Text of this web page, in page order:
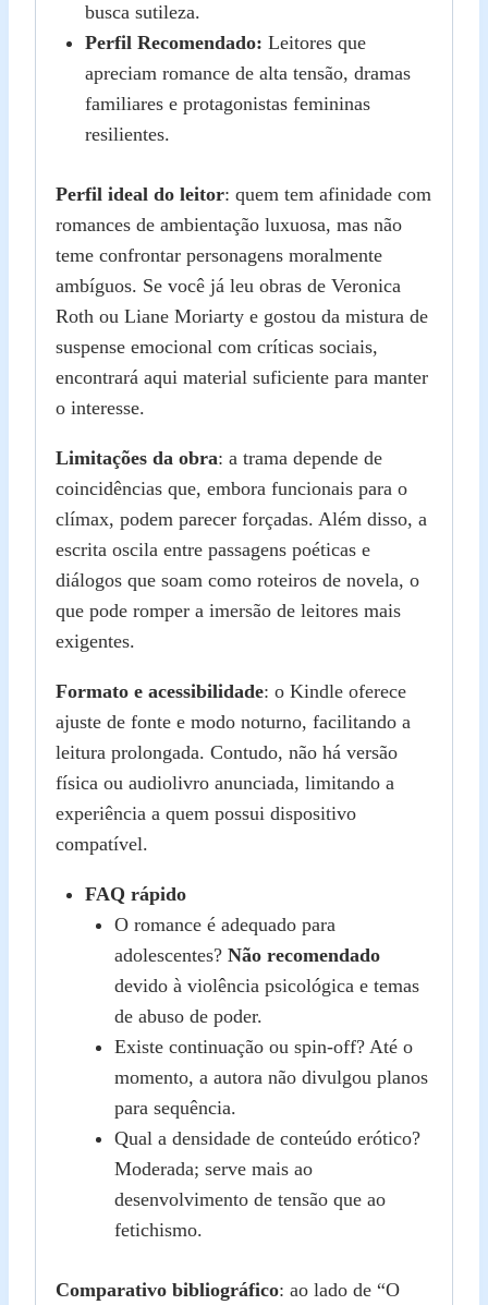
busca sutileza.
Perfil Recomendado: Leitores que
apreciam romance de alta tensão, dramas
familiares e protagonistas femininas
resilientes.
Perfil ideal do leitor: quem tem afinidade com
romances de ambientação luxuosa, mas não
teme confrontar personagens moralmente
ambíguos. Se você já leu obras de Veronica
Roth ou Liane Moriarty e gostou da mistura de
suspense emocional com críticas sociais,
encontrará aqui material suficiente para manter
o interesse.
Limitações da obra: a trama depende de
coincidências que, embora funcionais para o
clímax, podem parecer forçadas. Além disso, a
escrita oscila entre passagens poéticas e
diálogos que soam como roteiros de novela, o
que pode romper a imersão de leitores mais
exigentes.
Formato e acessibilidade: o Kindle oferece
ajuste de fonte e modo noturno, facilitando a
leitura prolongada. Contudo, não há versão
física ou audiolivro anunciada, limitando a
experiência a quem possui dispositivo
compatível.
FAQ rápido
O romance é adequado para
adolescentes? Não recomendado
devido à violência psicológica e temas
de abuso de poder.
Existe continuação ou spin‑off? Até o
momento, a autora não divulgou planos
para sequência.
Qual a densidade de conteúdo erótico?
Moderada; serve mais ao
desenvolvimento de tensão que ao
fetichismo.
Comparativo bibliográfico: ao lado de “O